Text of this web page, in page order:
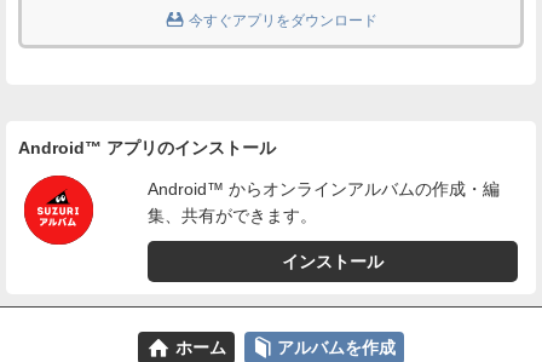
 今すぐアプリをダウンロード
Android™ アプリのインストール
Android™ からオンラインアルバムの作成・編
集、共有ができます。
インストール
⌂ ホーム 📕 アルバムを作成